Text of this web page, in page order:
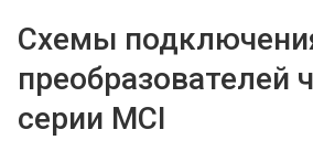
Схемы
преобразователей
серии MCI